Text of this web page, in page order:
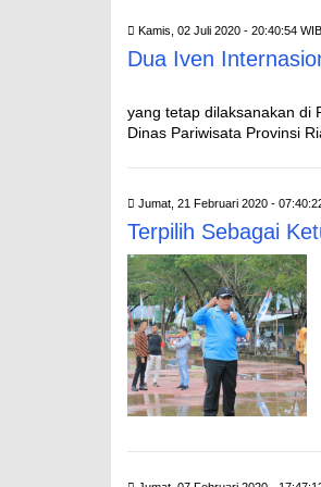
Kamis, 02 Juli 2020 - 20:40:54 WIB
Dua Iven
yang tetap dilaksanakan di
Dinas Pariwisata Provinsi
Jumat, 21 Februari 2020 -
Terpilih Sebagai